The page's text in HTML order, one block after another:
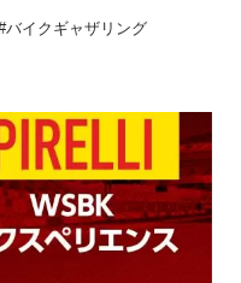
バイクギャザリング